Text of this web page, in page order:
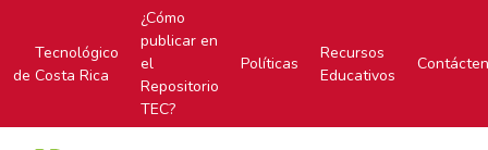
Tecnológico
de Costa Rica
¿Cómo
publicar en
el
Repositorio
TEC?
Políticas
Recursos
Educativos